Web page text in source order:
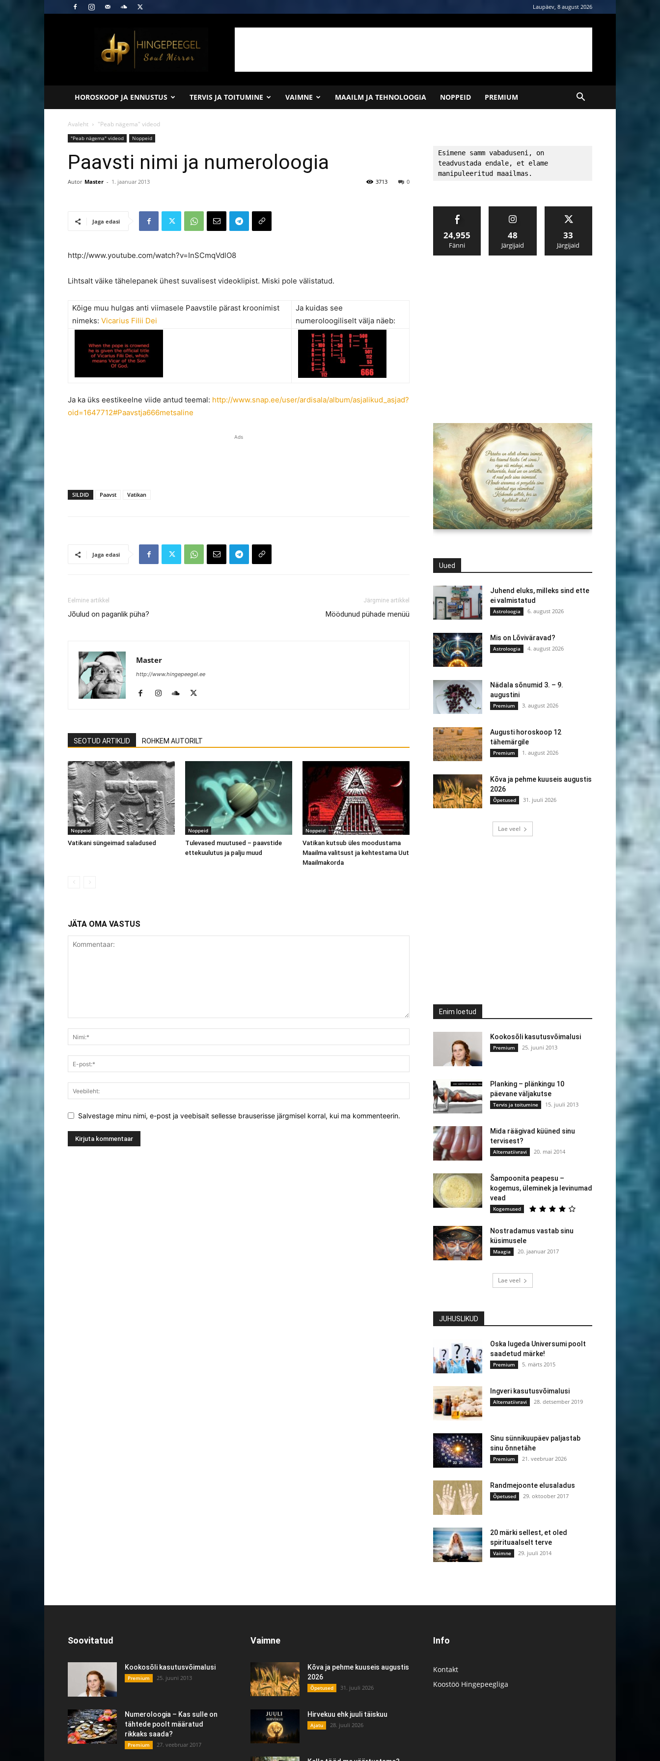
Laupäev, 8 august 2026
Hingepeegel
HOROSKOOP JA ENNUSTUS TERVIS JA TOITUMINE VAIMNE MAAILM JA TEHNOLOOGIA NOPPEID PREMIUM
Avaleht "Peab nägema" videod
"Peab nägema" videod Noppeid
Paavsti nimi ja numeroloogia
Autor Master - 1. jaanuar 2013 0
3713
Jaga edasi
http://www.youtube.com/watch?v=InSCmqVdlO8
Lihtsalt väike tähelepanek ühest suvalisest videoklipist. Miski pole välistatud.
Kõige muu hulgas anti viimasele Paavstile pärast kroonimist
nimeks: Vicarius Filii Dei
Ja kuidas see
numeroloogiliselt välja näeb:
Ja ka üks eestikeelne viide antud teemal: http://www.snap.ee/user/ardisala/album/asjalikud_asjad?
oid=1647712#Paavstja666metsaline
Ads
SILDID Paavst Vatikan
Jaga edasi
Eelmine artikkel
Jõulud on paganlik püha?
Järgmine artikkel
Möödunud pühade menüü
Master
http://www.hingepeegel.ee
SEOTUD ARTIKLID ROHKEM AUTORILT
Noppeid
Vatikani süngeimad saladused
Noppeid
Tulevased muutused – paavstide
ettekuulutus ja palju muud
Noppeid
Vatikan kutsub üles moodustama
Maailma valitsust ja kehtestama Uut
Maailmakorda
JÄTA OMA VASTUS
Salvestage minu nimi, e-post ja veebisait sellesse brauserisse järgmisel korral, kui ma kommenteerin.
Esimene samm vabaduseni, on
teadvustada endale, et elame
manipuleeritud maailmas.
24,955
Fänni
48
Järgijaid
33
Järgijaid
Uued
Juhend eluks, milleks sind ette
ei valmistatud
Astroloogia 6. august 2026
Mis on Lõviväravad?
Astroloogia 4. august 2026
Nädala sõnumid 3. – 9.
augustini
Premium 3. august 2026
Augusti horoskoop 12
tähemärgile
Premium 1. august 2026
Kõva ja pehme kuuseis augustis
2026
Õpetused 31. juuli 2026
Lae veel
Enim loetud
Kookosõli kasutusvõimalusi
Premium 25. juuni 2013
Planking – plänkingu 10
päevane väljakutse
Tervis ja toitumine 15. juuli 2013
Mida räägivad küüned sinu
tervisest?
Alternatiivravi 20. mai 2014
Šampoonita peapesu –
kogemus, üleminek ja levinumad
vead
Kogemused
Nostradamus vastab sinu
küsimusele
Maagia 20. jaanuar 2017
Lae veel
JUHUSLIKUD
Oska lugeda Universumi poolt
saadetud märke!
Premium 5. märts 2015
Ingveri kasutusvõimalusi
Alternatiivravi 28. detsember 2019
Sinu sünnikuupäev paljastab
sinu õnnetähe
Premium 21. veebruar 2026
Randmejoonte elusaladus
Õpetused 29. oktoober 2017
20 märki sellest, et oled
spirituaalselt terve
Vaimne 29. juuli 2014
Soovitatud
Kookosõli kasutusvõimalusi
Premium 25. juuni 2013
Numeroloogia – Kas sulle on
tähtede poolt määratud
rikkaks saada?
Premium 27. veebruar 2017
Vaimne
Kõva ja pehme kuuseis augustis
2026
Õpetused 31. juuli 2026
Hirvekuu ehk juuli täiskuu
Ajatu 28. juuli 2026
Info
Kontakt
Koostöö Hingepeegliga